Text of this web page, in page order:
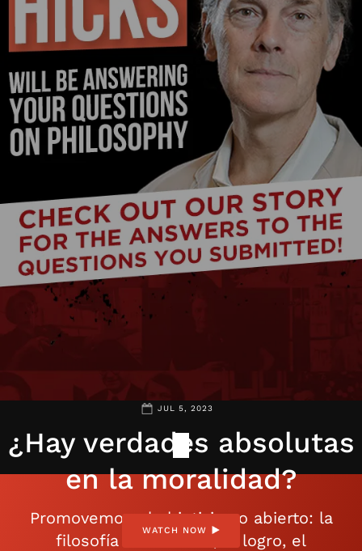
JUL 5, 2023
¿Hay verdades absolutas
en la moralidad?
WATCH NOW
Promovemos el objetivismo abierto: la
filosofía de la razón, el logro, el